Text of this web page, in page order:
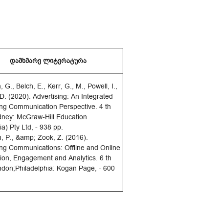
დამხმარე ლიტერატურა
G., Belch, E., Kerr, G., M., Powell, I.,
(2020). Advertising: An Integrated
Communication Perspective. 4 th
McGraw-Hill Education
Pty Ltd, - 938 pp.
P., &amp; Zook, Z. (2016).
Communications: Offline and Online
Engagement and Analytics. 6 th
Kogan Page, - 600